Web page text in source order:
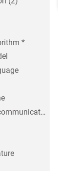
*
machine to machine communication